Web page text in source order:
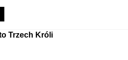
Trzech Króli